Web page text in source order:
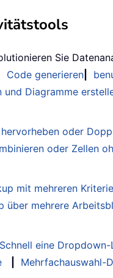
Sie
Code generieren
und Diagramme
hervorheben oder
oder Zellen
mit mehreren
über mehrere
Schnell eine
Mehrfachauswahl-